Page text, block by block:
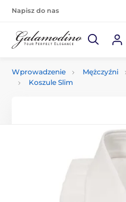
Napisz do nas
Wprowadzenie Mężczyźni
Koszule Slim